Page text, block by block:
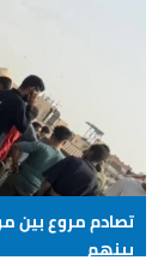
بينهم